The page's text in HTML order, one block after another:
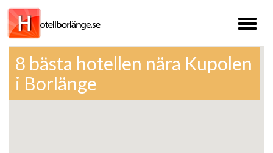
Toggle
8 bästa hotellen nära Kupolen
i Borlänge